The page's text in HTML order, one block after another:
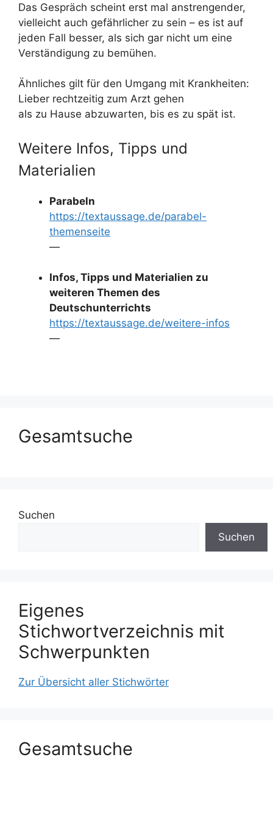
Das Gespräch scheint erst mal anstrengender,
vielleicht auch gefährlicher zu sein – es ist auf
jeden Fall besser, als sich gar nicht um eine
Verständigung zu bemühen.
Ähnliches gilt für den Umgang mit Krankheiten:
Lieber rechtzeitig zum Arzt gehen
als zu Hause abzuwarten, bis es zu spät ist.
Weitere Infos, Tipps und
Materialien
Parabeln
https://textaussage.de/parabel-
themenseite
—
Infos, Tipps und Materialien zu
weiteren Themen des
Deutschunterrichts
https://textaussage.de/weitere-infos
—
Gesamtsuche
Suchen
Suchen
Eigenes
Stichwortverzeichnis mit
Schwerpunkten
Zur Übersicht aller Stichwörter
Gesamtsuche